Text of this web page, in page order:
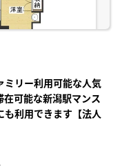
ミリー利用可能な人気
可能な新潟駅マンス
利用できます【法人